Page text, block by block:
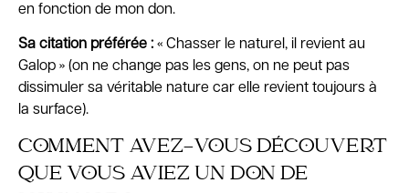
en fonction de mon don.
Sa citation préférée : « Chasser le naturel, il revient au
Galop » (on ne change pas les gens, on ne peut pas
dissimuler sa véritable nature car elle revient toujours à
la surface).
COMMENT AVEZ-VOUS DÉCOUVERT
QUE VOUS AVIEZ UN DON DE